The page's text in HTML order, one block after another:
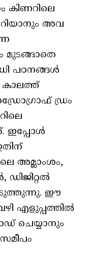
കിണറിലെ
അവ
മുടങ്ങാതെ
പഠനങ്ങള്‍
കാലത്ത്
ഡ്രം
ഇപ്പോള്‍
അമ്ലാംശം,
ഡിജിറ്റല്‍
ഈ
എളുപ്പത്തില്‍
ചെയ്യാനും